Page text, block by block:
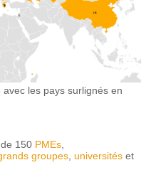
les pays surlignés en
150 PMEs
groupes universités et